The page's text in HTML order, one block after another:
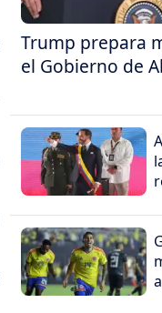
Trump prepara
el Gobierno de